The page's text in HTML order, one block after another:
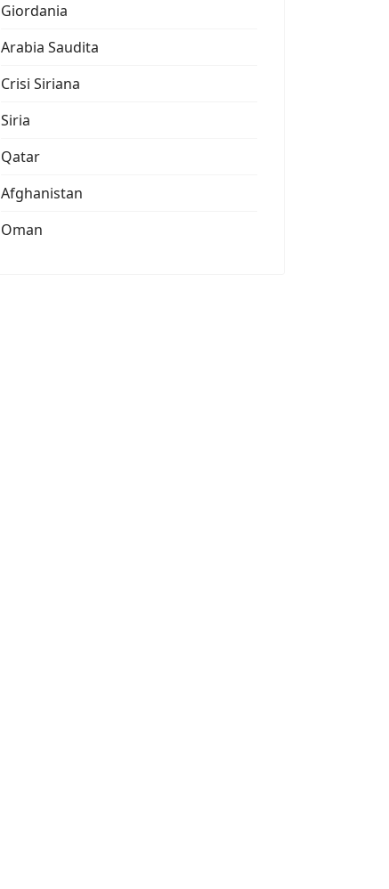
Giordania
Arabia Saudita
Crisi Siriana
Siria
Qatar
Afghanistan
Oman